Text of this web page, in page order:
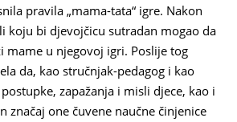
pravila „mama-tata“ igre. Nakon
koju bi djevojčicu sutradan mogao da
mame u njegovoj igri. Poslije tog
da, kao stručnjak-pedagog i kao
zapažanja i misli djece, kao i
značaj one čuvene naučne činjenice